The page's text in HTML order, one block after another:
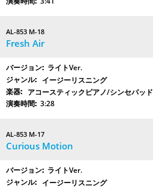
AL-853 M-18
Fresh Air
ライトVer.
イージーリスニング
アコースティックピアノ/シンセパッド
3:28
AL-853 M-17
Curious Motion
ライトVer.
イージーリスニング